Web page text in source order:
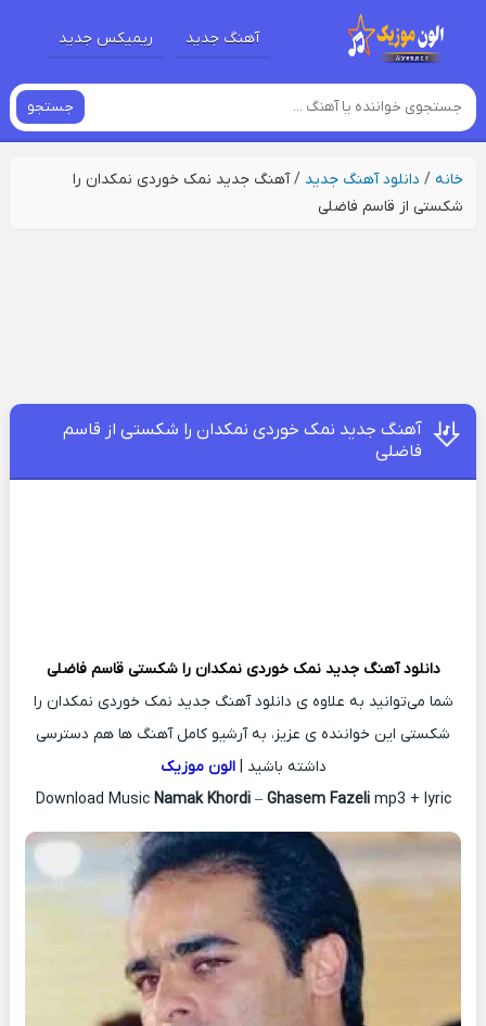
آهنگ جدید ریمیکس جدید
جستجو
خانه/ دانلود آهنگ جدید /آهنگ جدید نمک خوردی نمکدان را
شکستی از قاسم فاضلی
آهنگ جدید نمک خوردی نمکدان را شکستی از قاسم
فاضلی
دانلود آهنگ جدید نمک خوردی نمکدان را شکستیقاسم فاضلی
شما می‌توانید به علاوه ی دانلود آهنگ جدید نمک خوردی نمکدان را
شکستی این خواننده ی عزیز، به آرشیو کامل آهنگ ها هم دسترسی
داشته باشید |الون موزیک
Download Music Namak Khordi– Ghasem Fazelimp3 + lyric